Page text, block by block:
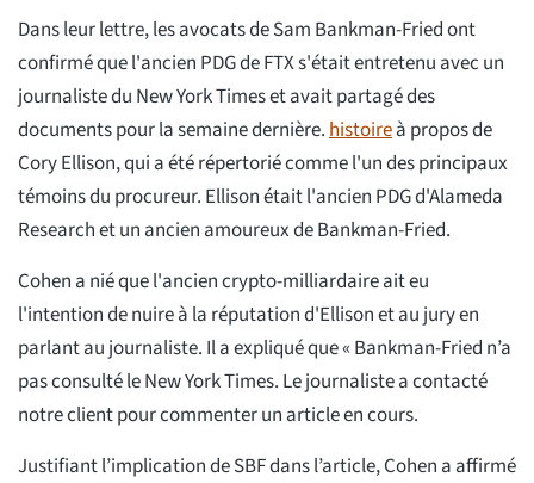
Dans leur lettre, les avocats de Sam Bankman-Fried ont
confirmé que l'ancien PDG de FTX s'était entretenu avec un
journaliste du New York Times et avait partagé des
documents pour la semaine dernière. histoireà propos de
Cory Ellison, qui a été répertorié comme l'un des principaux
témoins du procureur. Ellison était l'ancien PDG d'Alameda
Research et un ancien amoureux de Bankman-Fried.
Cohen a nié que l'ancien crypto-milliardaire ait eu
l'intention de nuire à la réputation d'Ellison et au jury en
parlant au journaliste. Il a expliqué que « Bankman-Fried n’a
pas consulté le New York Times. Le journaliste a contacté
notre client pour commenter un article en cours.
Justifiant l’implication de SBF dans l’article, Cohen a affirmé